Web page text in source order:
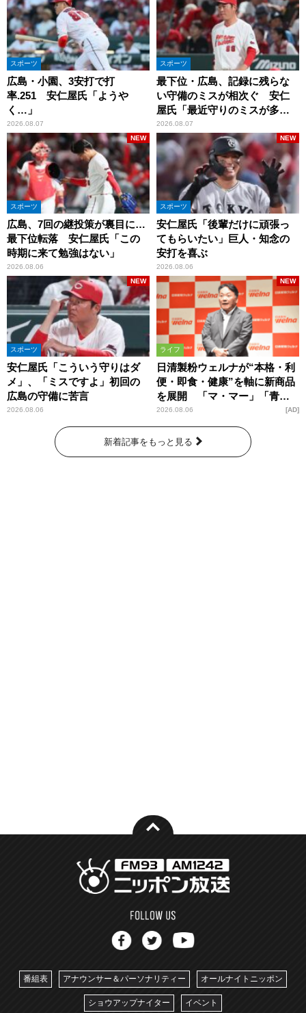
スポーツ
広島・小園、3安打で打
率.251 安仁屋氏「ようや
く…」
2026.08.07
スポーツ
最下位・広島、記録に残らな
い守備のミスが相次ぐ 安仁
屋氏「最近守りのミスが多
い」
2026.08.07
スポーツ
広島、7回の継投策が裏目に…
最下位転落 安仁屋氏「この
時期に来て勉強はない」
2026.08.06
NEW
スポーツ
安仁屋氏「後輩だけに頑張っ
てもらいたい」巨人・知念の
安打を喜ぶ
2026.08.06
NEW
スポーツ
安仁屋氏「こういう守りはダ
メ」、「ミスですよ」初回の
広島の守備に苦言
2026.08.06
NEW
ライフ
日清製粉ウェルナが“本格・利
便・即食・健康”を軸に新商品
を展開 「マ・マー」「青の
洞窟」ブランドを強化
2026.08.06
NEW
AD
新着記事をもっと見る
番組表 アナウンサー＆パーソナリティー オールナイトニッポン
ショウアップナイター イベント